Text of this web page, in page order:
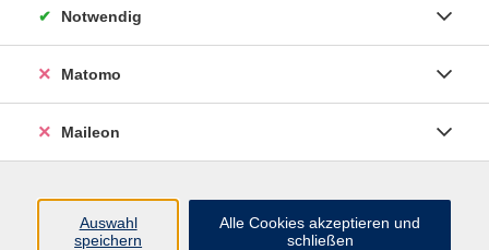
Notwendig
Matomo
Maileon
Auswahl
speichern
Alle Cookies akzeptieren und
schließen